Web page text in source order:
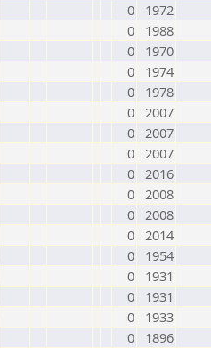
0
1972
0
1988
0
1970
0
1974
0
1978
0 2007
0 2007
0 2007
0 2016
0 2008
0 2008
0 2014
0
1954
0
1931
0
1931
0
1933
0
1896